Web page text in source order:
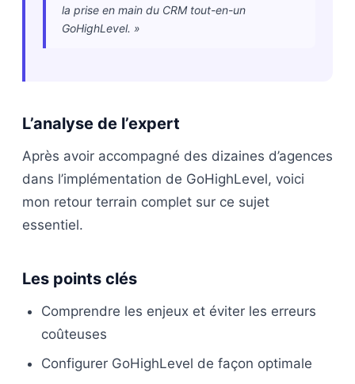
la prise en main du CRM tout-en-un
GoHighLevel. »
L’analyse de l’expert
Après avoir accompagné des dizaines d’agences
dans l’implémentation de GoHighLevel, voici
mon retour terrain complet sur ce sujet
essentiel.
Les points clés
Comprendre les enjeux et éviter les erreurs
coûteuses
Configurer GoHighLevel de façon optimale